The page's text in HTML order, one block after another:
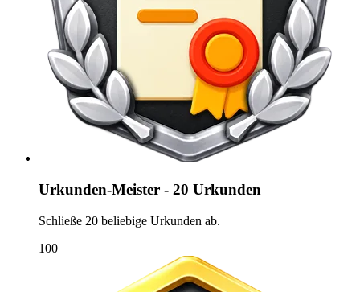
Urkunden-Meister - 20 Urkunden
Schließe 20 beliebige Urkunden ab.
100